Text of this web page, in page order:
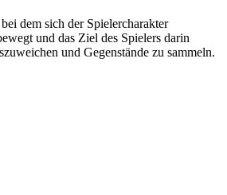
dem sich der Spielercharakter
und das Ziel des Spielers darin
und Gegenstände zu sammeln.